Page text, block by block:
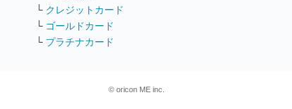
└ クレジットカード
└ ゴールドカード
└ プラチナカード
© oricon ME inc.